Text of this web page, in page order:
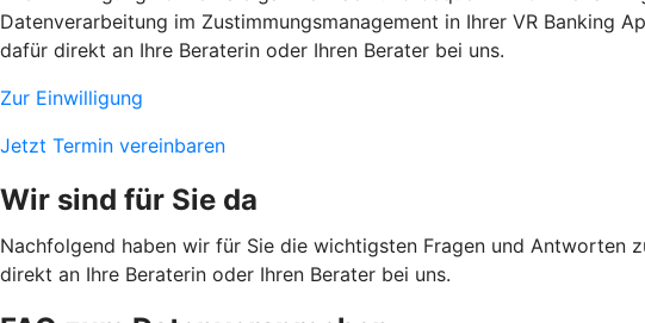
Datenverarbeitung im Zustimmungsmanagement in Ihrer VR Banking
dafür direkt an Ihre Beraterin oder Ihren Berater bei uns.
Zur Einwilligung
Jetzt Termin vereinbaren
Wir sind für Sie da
Nachfolgend haben wir für Sie die wichtigsten Fragen und Antworten
direkt an Ihre Beraterin oder Ihren Berater bei uns.